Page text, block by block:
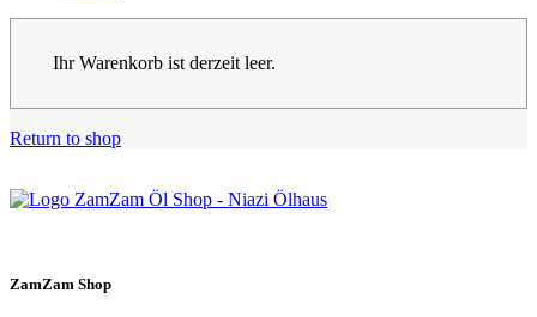
Ihr Warenkorb ist derzeit leer.
Return to shop
ZamZam Shop